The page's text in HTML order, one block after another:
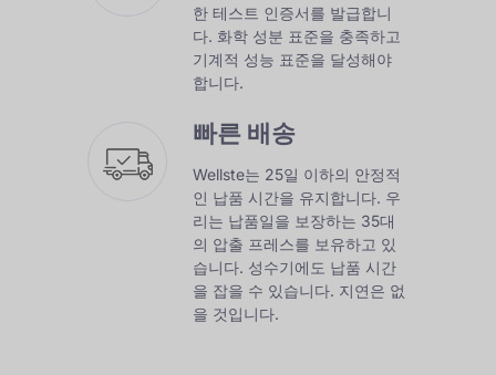
한 테스트 인증서를 발급합니
다. 화학 성분 표준을 충족하고
기계적 성능 표준을 달성해야
합니다.
빠른 배송
Wellste는 25일 이하의 안정적
인 납품 시간을 유지합니다. 우
리는 납품일을 보장하는 35대
의 압출 프레스를 보유하고 있
습니다. 성수기에도 납품 시간
을 잡을 수 있습니다. 지연은 없
을 것입니다.